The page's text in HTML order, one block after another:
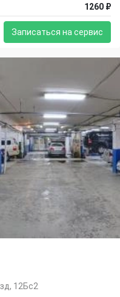
1260 ₽
Записаться на сервис
12Бс2